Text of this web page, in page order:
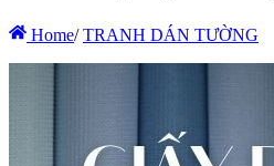
Home/ TRANH DÁN TƯỜNG